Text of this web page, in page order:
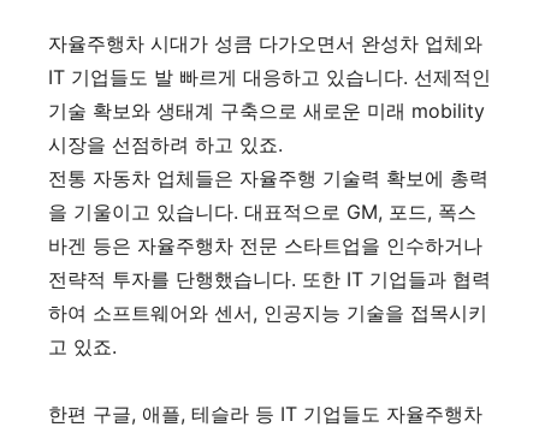
자율주행차 시대가 성큼 다가오면서 완성차 업체와
IT 기업들도 발 빠르게 대응하고 있습니다. 선제적인
기술 확보와 생태계 구축으로 새로운 미래 mobility
시장을 선점하려 하고 있죠.
전통 자동차 업체들은 자율주행 기술력 확보에 총력
을 기울이고 있습니다. 대표적으로 GM, 포드, 폭스
바겐 등은 자율주행차 전문 스타트업을 인수하거나
전략적 투자를 단행했습니다. 또한 IT 기업들과 협력
하여 소프트웨어와 센서, 인공지능 기술을 접목시키
고 있죠.
한편 구글, 애플, 테슬라 등 IT 기업들도 자율주행차